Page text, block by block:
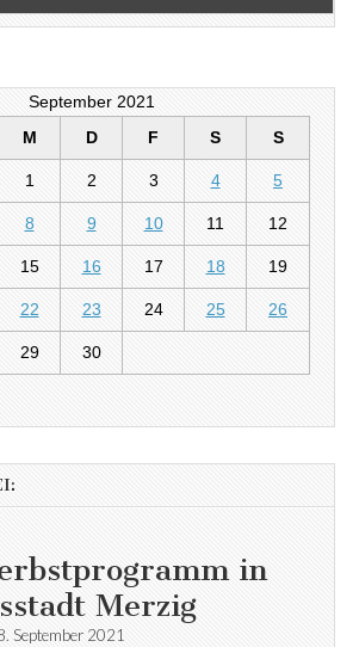
September 2021
M D F S S
1 2 3 4 5
8 9 10 11 12
15 16 17 18 19
22 23 24 25 26
29
30
in
Merzig
September 2021